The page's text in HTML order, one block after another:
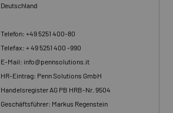
Deutschland
Telefon: +49 5251 400-80
Telefax: + 49 5251 400 -990
E-Mail: info@pennsolutions.it
HR-Eintrag: Penn Solutions GmbH
Handelsregister AG PB HRB-Nr. 9504
Geschäftsführer: Markus Regenstein